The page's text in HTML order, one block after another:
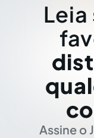
Assine o